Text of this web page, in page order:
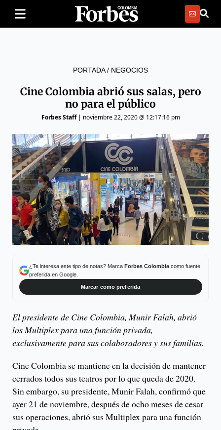
PORTADA/ NEGOCIOS
Cine Colombia abrió sus salas, pero
no para el público
Forbes Staff| noviembre 22, 2020 @ 12:17:16 pm
¿Te interesa este tipo de notas? Marca Forbes Colombiacomo fuente
preferida en Google.
Marcar como preferida
El presidente de Cine Colombia, Munir Falah, abrió
los Multiplex para una función privada,
exclusivamente para sus colaboradores y sus familias.
Cine Colombia se mantiene en la decisión de mantener
cerrados todos sus teatros por lo que queda de 2020.
Sin embargo, su presidente, Munir Falah, confirmó que
ayer 21 de noviembre, después de ocho meses de cesar
sus operaciones, abrió sus Multiplex para una función